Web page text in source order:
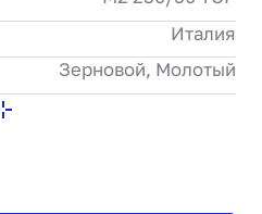
Италия
Зерновой, Молотый